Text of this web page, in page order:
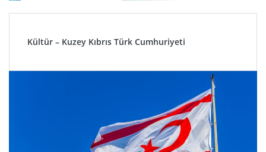
Kültür – Kuzey Kıbrıs Türk Cumhuriyeti